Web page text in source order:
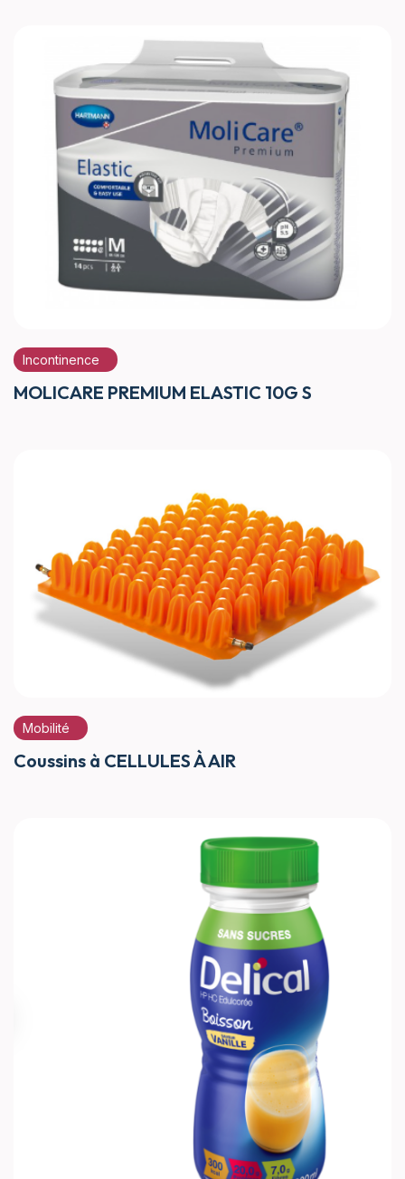
Incontinence
MOLICARE PREMIUM ELASTIC 10G S
Mobilité
Coussins à CELLULES À AIR